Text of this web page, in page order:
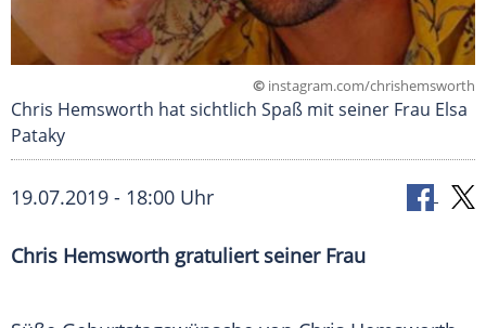
© instagram.com/chrishemsworth
Chris Hemsworth hat sichtlich Spaß mit seiner Frau Elsa
Pataky
19.07.2019 - 18:00 Uhr
Chris Hemsworth gratuliert seiner Frau